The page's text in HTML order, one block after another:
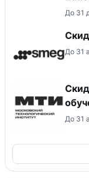
До 31
До 31
До 31